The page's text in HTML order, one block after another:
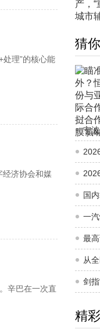
理”的核心能
经济协会和媒
辛巴在一次直
猜
宁
国
一
最
从
剑
精